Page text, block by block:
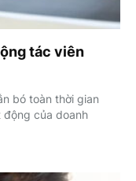
tác viên
bó toàn thời gian
của doanh